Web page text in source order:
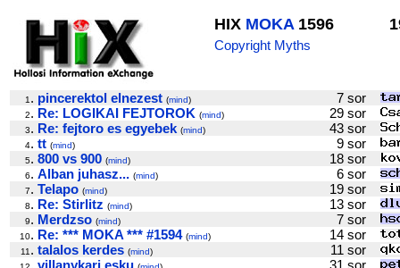
HIX MOKA1596
Copyright Myths
1 . pincerektol elnezest (mind) 7 sor
2. Re: LOGIKAI FEJTOROK (mind) 29 sor
3. Re: fejtoro es egyebek (mind) 43 sor
4. tt (mind) 9 sor
5. 800 vs 900 (mind) 18 sor
6. Alban juhasz... (mind) 6 sor
7. Telapo (mind) 19 sor
8. Re: Stirlitz (mind) 13 sor
9. Merdzso (mind) 7 sor
10. Re: *** MOKA *** #1594 (mind) 14 sor
11 . talalos kerdes (mind) 11 sor
. villanykari esku 31 sor